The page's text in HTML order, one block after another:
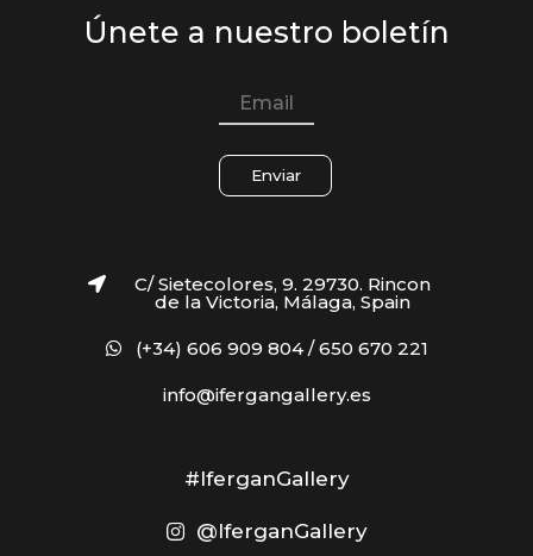
Únete a nuestro boletín
Enviar
C/ Sietecolores, 9. 29730. Rincon
de la Victoria, Málaga, Spain
(+34) 606 909 804 / 650 670 221
info@ifergangallery.es
#IferganGallery
@IferganGallery